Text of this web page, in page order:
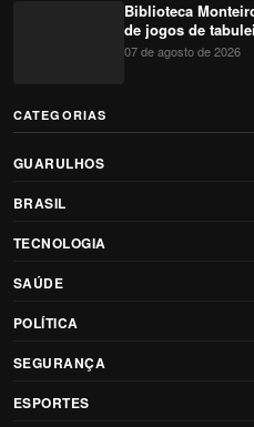
Biblioteca
de jogos de
07 de agosto de 2026
CATEGORIAS
GUARULHOS
BRASIL
TECNOLOGIA
SAÚDE
POLÍTICA
SEGURANÇA
ESPORTES